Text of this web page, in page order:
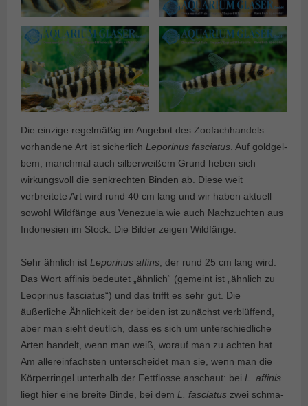
Die einzige regelmäßig im Angebot des Zoofachhandels
vorhandene Art ist sicherlich Leporinus fasciatus . Auf gold­gel­
bem, manchmal auch silberweißem Grund heben sich
wirkungsvoll die senk­rechten Binden ab. Diese weit
verbreitete Art wird rund 40 cm lang und wir haben aktuell
sowohl Wildfänge aus Venezuela wie auch Nachzuchten aus
Indonesien im Stock. Die Bilder zeigen Wildfänge.
Sehr ähnlich ist Leporinus affins , der rund 25 cm lang wird.
Das Wort affinis bedeutet „ähnlich“ (gemeint ist „ähnlich zu
Leoprinus fasciatus“) und das trifft es sehr gut. Die
äußerliche Ähnlichkeit der beiden ist zunächst verblüffend,
aber man sieht deutlich, dass es sich um unterschiedliche
Arten handelt, wenn man weiß, worauf man zu achten hat.
Am aller­einfachsten unterscheidet man sie, wenn man die
Körperringel unter­halb der Fett­flosse anschaut: bei L. affinis
liegt hier eine brei­te Binde, bei dem L. fasciatus zwei schma­